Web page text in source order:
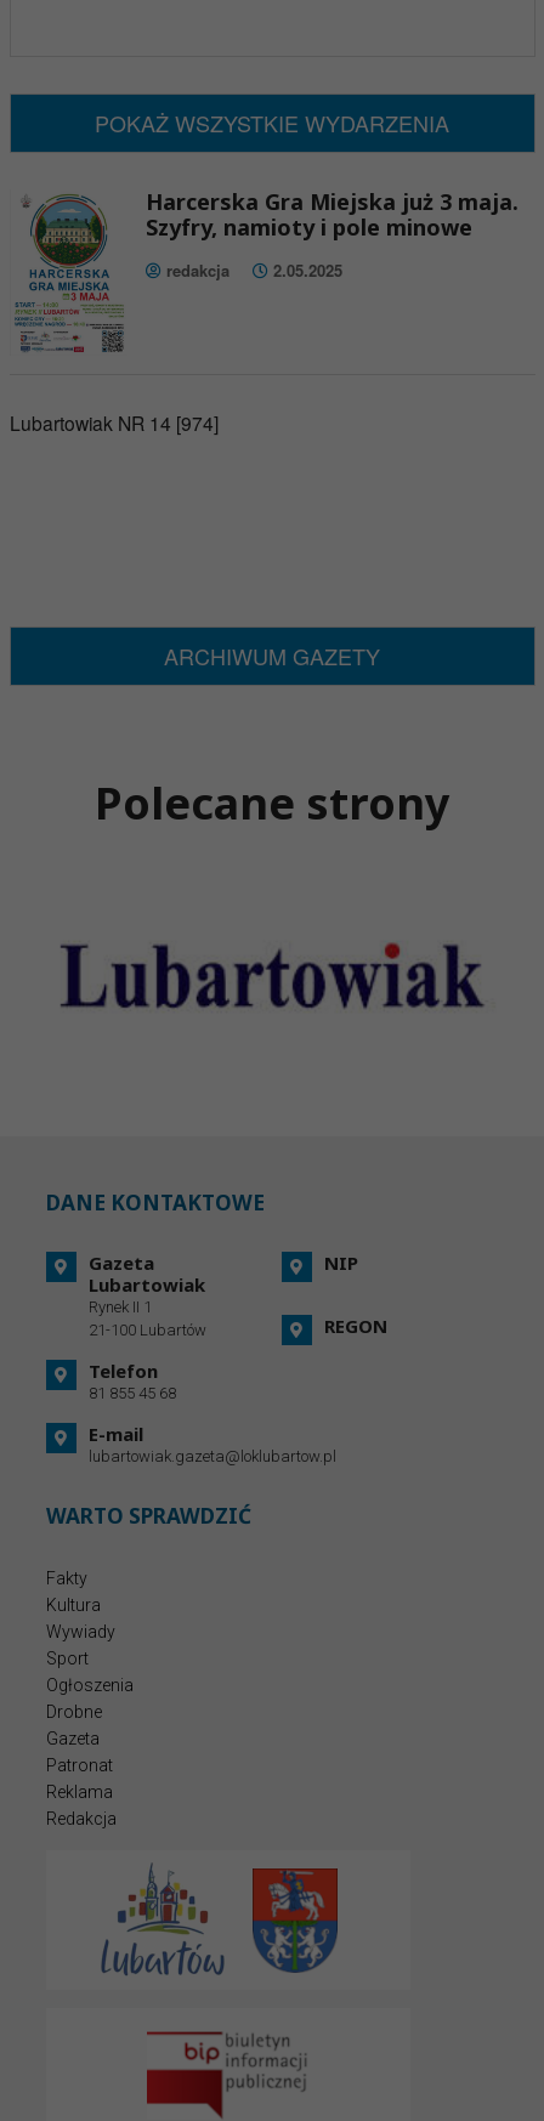
POKAŻ WSZYSTKIE WYDARZENIA
Harcerska Gra Miejska już 3 maja.
Szyfry, namioty i pole minowe
redakcja 2.05.2025
Lubartowiak NR 14 [974]
ARCHIWUM GAZETY
Polecane strony
DANE KONTAKTOWE
Gazeta
Lubartowiak
Rynek II 1
21-100 Lubartów
Telefon
81 855 45 68
E-mail
lubartowiak.gazeta@loklubartow.pl
NIP
REGON
WARTO SPRAWDZIĆ
Fakty
Kultura
Wywiady
Sport
Ogłoszenia
Drobne
Gazeta
Patronat
Reklama
Redakcja